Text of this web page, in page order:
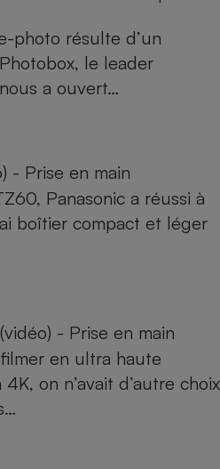
photo résulte d’un
le leader
a ouvert…
- Prise en main
Panasonic a réussi à
boîtier compact et léger
- Prise en main
en ultra haute
on n’avait d’autre choix